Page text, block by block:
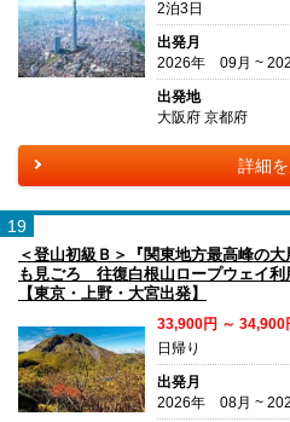
2泊3日
出発月
2026年 09月 ~
出発地
大阪府 京都府
詳細
19
＜登山初級Ｂ＞『関東地方最高峰の
も見ごろ 往復白根山ロープウェイ
【東京・上野・大宮出発】
33,900円 ～ 34,900
日帰り
出発月
2026年 08月 ~